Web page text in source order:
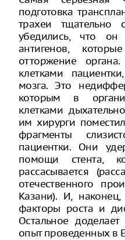
подготовка
трахеи тщательно
убедились, что
антигенов,
отторжение
клетками
мозга. Это
которым в
клетками
им хирурги
фрагменты
пациентки. Они
помощи стента,
рассасывается
отечественного
Казани). И, наконец,
факторы роста и
Остальное
опыт проведенных в